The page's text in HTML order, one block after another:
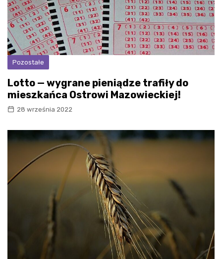
Pozostałe
Lotto — wygrane pieniądze trafiły do
mieszkańca Ostrowi Mazowieckiej!
28 września 2022